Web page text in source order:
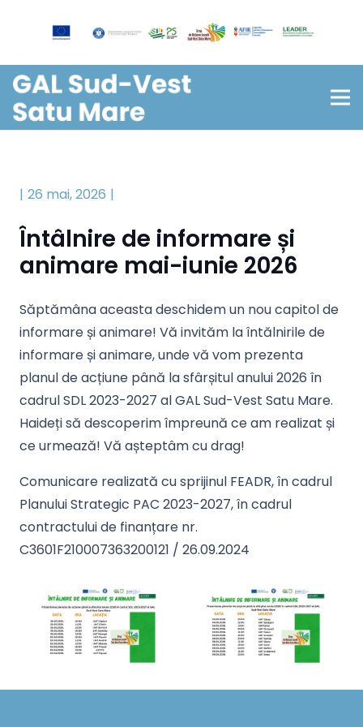
26 mai, 2026
Întâlnire de informare și
animare mai-iunie 2026
Săptămâna aceasta deschidem un nou capitol de
informare și animare! Vă invităm la întălnirile de
informare și animare, unde vă vom prezenta
planul de acțiune până la sfârșitul anului 2026 în
cadrul SDL 2023-2027 al GAL Sud-Vest Satu Mare.
Haideți să descoperim împreună ce am realizat și
ce urmează! Vă așteptâm cu drag!
Comunicare realizată cu sprijinul FEADR, în cadrul
Planului Strategic PAC 2023-2027, în cadrul
contractului de finanțare nr.
C3601F210007363200121 / 26.09.2024